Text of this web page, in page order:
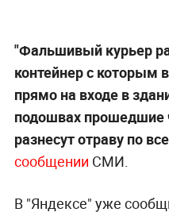
"Фальшивый курьер
контейнер с которым
прямо на входе в
подошвах прошедшие
разнесут отраву по
сообщении СМИ.
В "Яндексе" уже